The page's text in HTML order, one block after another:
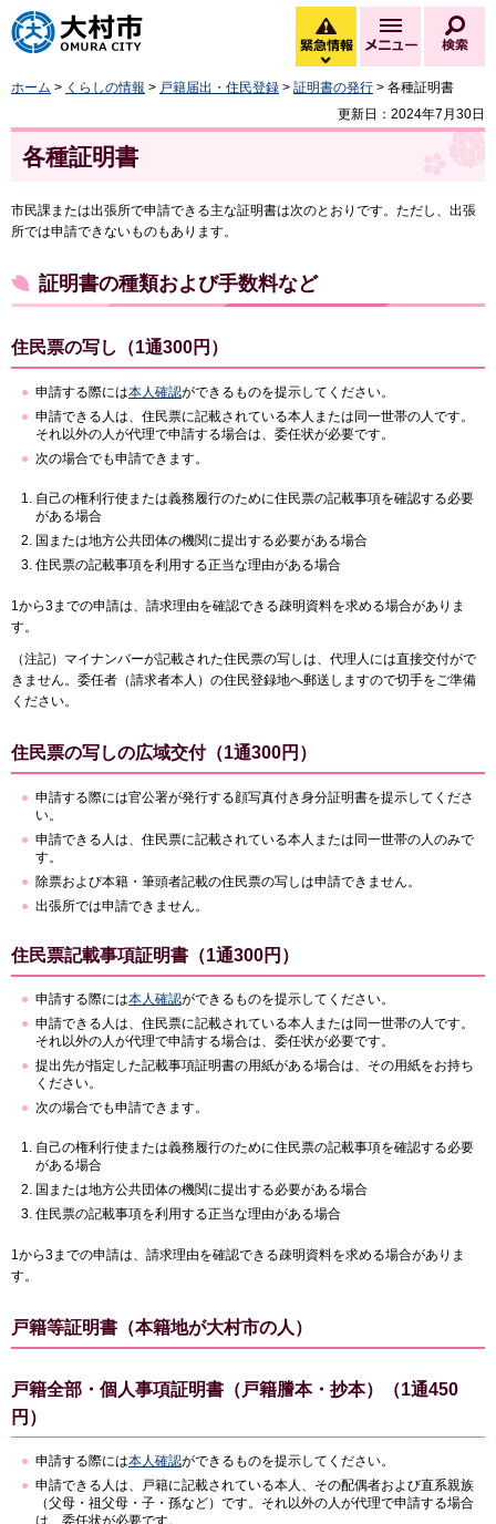
大村市
緊急情報
緊急情報を開く
メニュー
ホーム > くらしの情報 > 戸籍届出・住民登録 > 証明書の発行 > 各種証明書
更新日：2024年7月30日
各種証明書
市民課または出張所で申請できる主な証明書は次のとおりです。ただし、出張
所では申請できないものもあります。
証明書の種類および手数料など
住民票の写し（1通300円）
申請する際には本人確認ができるものを提示してください。
申請できる人は、住民票に記載されている本人または同一世帯の人です。
それ以外の人が代理で申請する場合は、委任状が必要です。
次の場合でも申請できます。
自己の権利行使または義務履行のために住民票の記載事項を確認する必要
がある場合
国または地方公共団体の機関に提出する必要がある場合
住民票の記載事項を利用する正当な理由がある場合
1から3までの申請は、請求理由を確認できる疎明資料を求める場合がありま
す。
（注記）マイナンバーが記載された住民票の写しは、代理人には直接交付がで
きません。委任者（請求者本人）の住民登録地へ郵送しますので切手をご準備
ください。
住民票の写しの広域交付（1通300円）
申請する際には官公署が発行する顔写真付き身分証明書を提示してくださ
い。
申請できる人は、住民票に記載されている本人または同一世帯の人のみで
す。
除票および本籍・筆頭者記載の住民票の写しは申請できません。
出張所では申請できません。
住民票記載事項証明書（1通300円）
申請する際には本人確認ができるものを提示してください。
申請できる人は、住民票に記載されている本人または同一世帯の人です。
それ以外の人が代理で申請する場合は、委任状が必要です。
提出先が指定した記載事項証明書の用紙がある場合は、その用紙をお持ち
ください。
次の場合でも申請できます。
自己の権利行使または義務履行のために住民票の記載事項を確認する必要
がある場合
国または地方公共団体の機関に提出する必要がある場合
住民票の記載事項を利用する正当な理由がある場合
1から3までの申請は、請求理由を確認できる疎明資料を求める場合がありま
す。
戸籍等証明書（本籍地が大村市の人）
戸籍全部・個人事項証明書（戸籍謄本・抄本）（1通450
円）
申請する際には本人確認ができるものを提示してください。
申請できる人は、戸籍に記載されている本人、その配偶者および直系親族
（父母・祖父母・子・孫など）です。それ以外の人が代理で申請する場合
は、委任状が必要です。